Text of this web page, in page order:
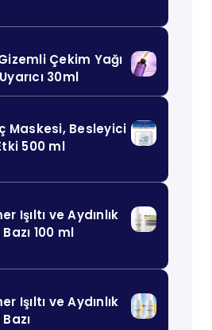
Çekim Yağı
30ml
Maskesi, Besleyici
500 ml
Işıltı ve Aydınlık
100 ml
Işıltı ve Aydınlık